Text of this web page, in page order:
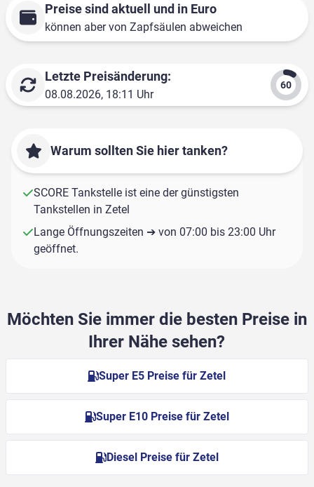
Preise sind aktuell und in Euro
können aber von Zapfsäulen abweichen
Letzte Preisänderung:
08.08.2026, 18:11 Uhr
Warum sollten Sie hier tanken?
SCORE Tankstelle ist eine der günstigsten
Tankstellen in Zetel
Lange Öffnungszeiten ➔ von 07:00 bis 23:00 Uhr
geöffnet.
Möchten Sie immer die besten Preise in
Ihrer Nähe sehen?
Super E5 Preise für Zetel
Super E10 Preise für Zetel
Diesel Preise für Zetel